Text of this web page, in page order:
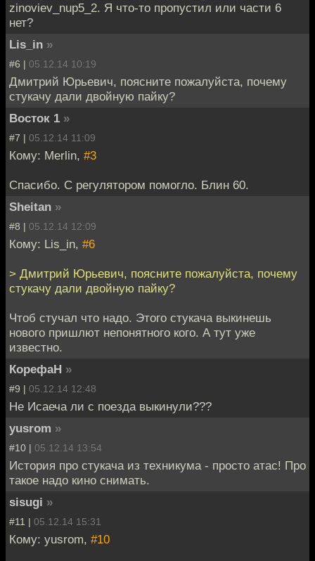
zinoviev_nup5_2. Я что-то пропустил или части 6
нет?
Lis_in »
#6 | 05.12.14 10:19
Дмитрий Юрьевич, поясните пожалуйста, почему
стукачу дали двойную пайку?
Восток 1 »
#7 | 05.12.14 11:09
Кому: Merlin, #3
Спасибо. С регулятором помогло. Блин 60.
Sheitan »
#8 | 05.12.14 12:09
Кому: Lis_in, #6
> Дмитрий Юрьевич, поясните пожалуйста, почему
стукачу дали двойную пайку?
Чтоб стучал что надо. Этого стукача выкинешь
нового пришлют непонятного кого. А тут уже
известно.
КорефаН »
#9 | 05.12.14 12:48
Не Исаеча ли с поезда выкинули???
yusrom »
#10 | 05.12.14 13:54
История про стукача из техникума - просто атас! Про
такое надо кино снимать.
sisugi »
#11 | 05.12.14 15:31
Кому: yusrom, #10